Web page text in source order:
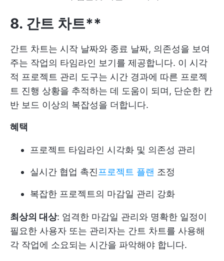
8. 간트 차트**
간트 차트는 시작 날짜와 종료 날짜, 의존성을 보여
주는 작업의 타임라인 보기를 제공합니다. 이 시각
적 프로젝트 관리 도구는 시간 경과에 따른 프로젝
트 진행 상황을 추적하는 데 도움이 되며, 단순한 칸
반 보드 이상의 복잡성을 더합니다.
혜택
프로젝트 타임라인 시각화 및 의존성 관리
실시간 협업 촉진 프로젝트 플랜 조정
복잡한 프로젝트의 마감일 관리 강화
최상의 대상: 엄격한 마감일 관리와 명확한 일정이
필요한 사용자 또는 관리자는 간트 차트를 사용해
각 작업에 소요되는 시간을 파악해야 합니다.